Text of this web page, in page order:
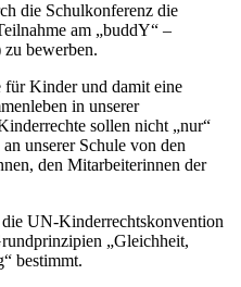
die Schulkonferenz die
am „buddY“ –
bewerben.
für Kinder und damit eine
in unserer
sollen nicht „nur“
unserer Schule von den
den Mitarbeiterinnen der
UN-Kinderrechtskonvention
„Gleichheit,
bestimmt.